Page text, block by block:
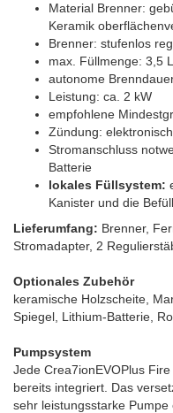
Material Brenner:
Keramik
Brenner: stufenlos
max. Füllmenge: 3,5
autonome
Leistung: ca. 2 kW
empfohlene
Zündung:
Stromanschluss
Batterie
lokales Füllsystem:
Kanister und die
Lieferumfang: Brenner,
Stromadapter, 2
Optionales Zubehör
keramische Holzscheite,
Spiegel, Lithium-Batterie,
Pumpsystem
Jede Crea7ionEVOPlus
bereits integriert. Das
sehr leistungsstarke